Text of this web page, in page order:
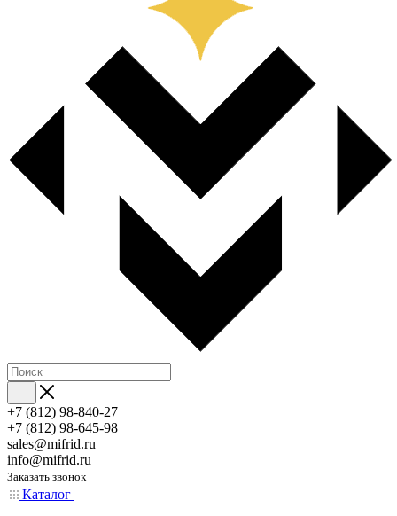
+7 (812) 98-840-27
+7 (812) 98-645-98
sales@mifrid.ru
info@mifrid.ru
Заказать звонок
Каталог